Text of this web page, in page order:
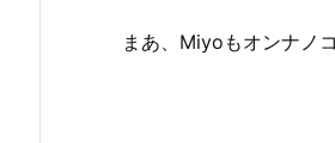
まあ、Miyoもオンナノ